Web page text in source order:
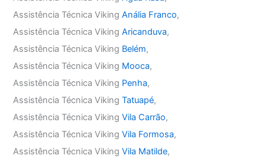
Assistência Técnica VikingAnália Franco,
Assistência Técnica VikingAricanduva,
Assistência Técnica Viking Belém,
Assistência Técnica Viking Mooca,
Assistência Técnica Viking Penha,
Assistência Técnica VikingTatuapé,
Assistência Técnica VikingVila Carrão,
Assistência Técnica VikingVila Formosa,
Assistência Técnica VikingVila Matilde,